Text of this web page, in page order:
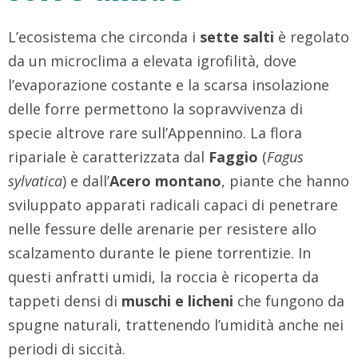
L’ecosistema che circonda i sette salti è regolato
da un microclima a elevata igrofilità, dove
l’evaporazione costante e la scarsa insolazione
delle forre permettono la sopravvivenza di
specie altrove rare sull’Appennino. La flora
ripariale è caratterizzata dal Faggio (Fagus
sylvatica) e dall’Acero montano, piante che hanno
sviluppato apparati radicali capaci di penetrare
nelle fessure delle arenarie per resistere allo
scalzamento durante le piene torrentizie. In
questi anfratti umidi, la roccia è ricoperta da
tappeti densi di muschi e licheni che fungono da
spugne naturali, trattenendo l’umidità anche nei
periodi di siccità.